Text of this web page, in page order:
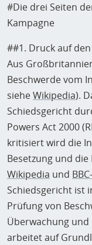
#Die drei Seiten
Kampagne
##1. Druck auf den
Aus
Beschwerde vom
sieheWikipedia).
Schiedsgericht
Powers Act 2000
kritisiert wird die
Besetzung und
Wikipedia und
Schiedsgericht ist
Prüfung von
Überwachung
arbeitet auf